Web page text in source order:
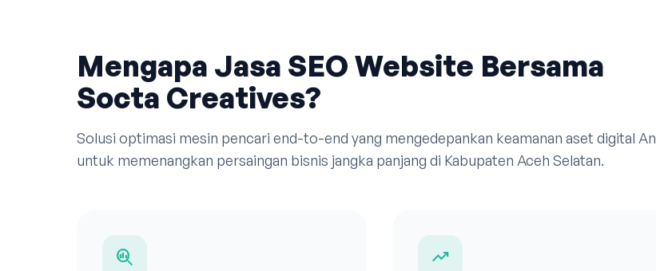
Mengapa Jasa SEO Website Bersama
Socta Creatives?
Solusi optimasi mesin pencari end-to-end yang mengedepankan keamanan aset digital
untuk memenangkan persaingan bisnis jangka panjang di Kabupaten Aceh Selatan.
search_insights trending_up